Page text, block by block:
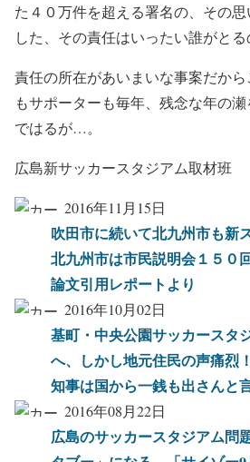
た４０万件を超える署名の、その
した、その責任はいったい誰がとる
責任の所在があいまいな事案だか
もサポーターも毎年、残念な年の
ではるが…。
広島新サッカースタジアム取材班
2016年11月15日
吹田市に続いて北九州市も新
北九州市は市民説明会１５０
論文引用レポートより
2016年10月02日
基町・中央公園サッカースタ
へ、しかし地元住民の声痛烈
知事は国から一銭も出さんと
2016年08月22日
広島のサッカースタジアム問